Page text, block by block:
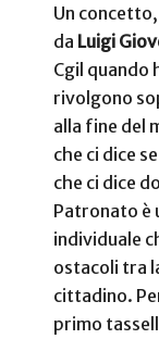
Un
da Luigi
Cgil quando
rivolgono
alla fine del
che ci dice
che ci dice
Patronato è
individuale
ostacoli tra
cittadino.
primo